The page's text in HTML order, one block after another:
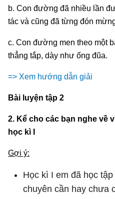
b. Con đường đã nhiều lần
tác và cũng đã từng đón
c. Con đường men theo một
thẳng tắp, dày như ống đũa.
=> Xem hướng dẫn giải
Bài luyện tập 2
2. Kể cho các bạn nghe về
học kì I
Gợi ý:
Học kì I em đã học
chuyên cần hay chưa